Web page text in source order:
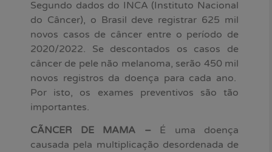
Segundo dados do INCA (Instituto Nacional
do Câncer), o Brasil deve registrar 625 mil
novos casos de câncer entre o período de
2020/2022. Se descontados os casos de
câncer de pele não melanoma, serão 450 mil
novos registros da doença para cada ano.
Por isto, os exames preventivos são tão
importantes.
CÃNCER DE MAMA – É uma doença
causada pela multiplicação desordenada de